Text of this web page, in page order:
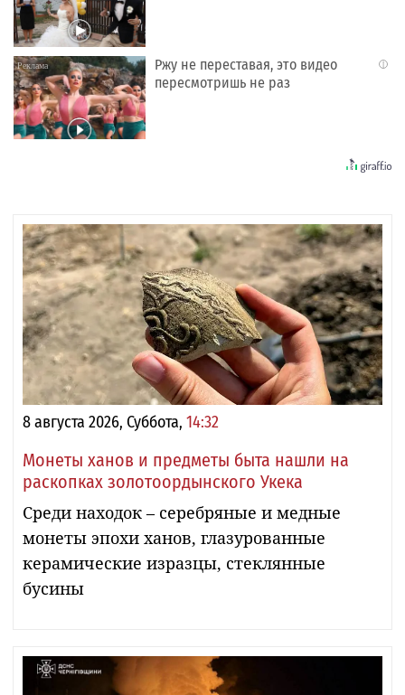
i
Ржу не переставая, это видео
пересмотришь не раз
8 августа 2026, Суббота, 14:32
Монеты ханов и предметы быта нашли на
раскопках золотоордынского Укека
Среди находок – серебряные и медные
монеты эпохи ханов, глазурованные
керамические изразцы, стеклянные
бусины